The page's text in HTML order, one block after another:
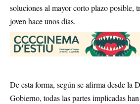
soluciones al mayor corto plazo posible,
joven hace unos días.
De esta forma, según se afirma desde la
Gobierno, todas las partes implicadas